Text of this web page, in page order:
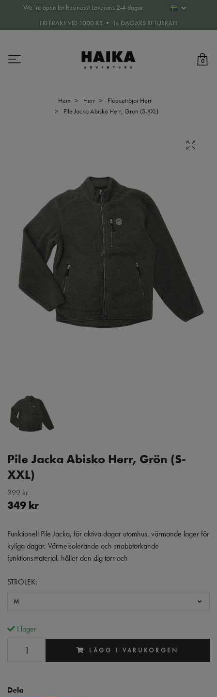
We´re open for business! Leverans 2-4 dagar.
FRI FRAKT VID 1000 KR • 14 DAGARS RETURRÄTT
0
Hem Herr
Fleecetröjor Herr
Pile Jacka Abisko Herr, Grön (S-XXL)
Pile Jacka Abisko Herr, Grön (S-
XXL)
399 kr
349 kr
Funktionell Pile Jacka, för aktiva dagar utomhus, värmande lager för
kyliga dagar. Värmeisolerande och snabbtorkande
funktionsmaterial, håller den dig torr och
STROLEK:
M
I lager
LÄGG I VARUKORGEN
Dela